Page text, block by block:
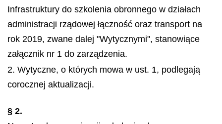
Infrastruktury do szkolenia obronnego w działach
administracji rządowej łączność oraz transport na
rok 2019, zwane dalej "Wytycznymi", stanowiące
załącznik nr 1 do zarządzenia.
2. Wytyczne, o których mowa w ust. 1, podlegają
corocznej aktualizacji.
§ 2.